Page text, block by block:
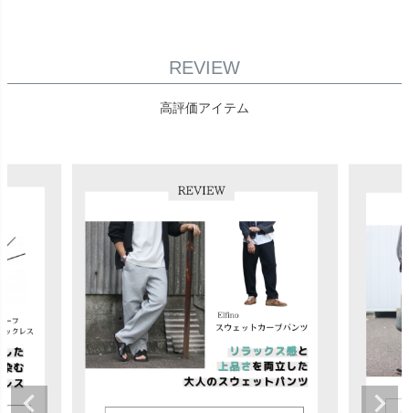
REVIEW
高評価アイテム